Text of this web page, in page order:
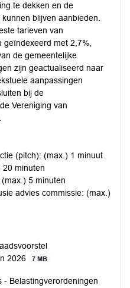
te dekken en de
blijven aanbieden.
tarieven van
met 2,7%,
de gemeentelijke
zijn geactualiseerd naar
aanpassingen
bij de
Vereniging van
(pitch): (max.) 1 minuut
20 minuten
5 minuten
advies commissie: (max.)
2026
7 MB
- Belastingverordeningen